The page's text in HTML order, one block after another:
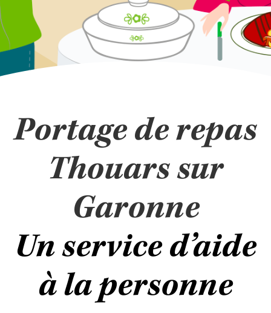
Portage de repas
Thouars sur
Garonne
Un service d’aide
à la personne